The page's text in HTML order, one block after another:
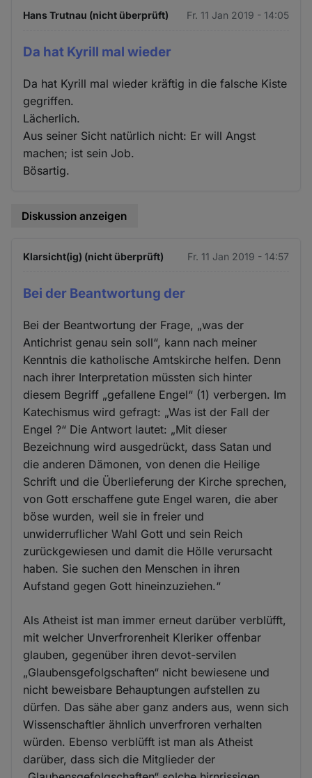
Hans Trutnau (nicht überprüft) Fr. 11 Jan 2019 - 14:05
Da hat Kyrill mal wieder
Da hat Kyrill mal wieder kräftig in die falsche Kiste
gegriffen.
Lächerlich.
Aus seiner Sicht natürlich nicht: Er will Angst
machen; ist sein Job.
Bösartig.
Diskussion anzeigen
Klarsicht(ig) (nicht überprüft) Fr. 11 Jan 2019 - 14:57
Bei der Beantwortung der
Bei der Beantwortung der Frage, „was der
Antichrist genau sein soll“, kann nach meiner
Kenntnis die katholische Amtskirche helfen. Denn
nach ihrer Interpretation müssten sich hinter
diesem Begriff „gefallene Engel“ (1) verbergen. Im
Katechismus wird gefragt: „Was ist der Fall der
Engel ?“ Die Antwort lautet: „Mit dieser
Bezeichnung wird ausgedrückt, dass Satan und
die anderen Dämonen, von denen die Heilige
Schrift und die Überlieferung der Kirche sprechen,
von Gott erschaffene gute Engel waren, die aber
böse wurden, weil sie in freier und
unwiderruflicher Wahl Gott und sein Reich
zurückgewiesen und damit die Hölle verursacht
haben. Sie suchen den Menschen in ihren
Aufstand gegen Gott hineinzuziehen.“
Als Atheist ist man immer erneut darüber verblüfft,
mit welcher Unverfrorenheit Kleriker offenbar
glauben, gegenüber ihren devot-servilen
„Glaubensgefolgschaften“ nicht bewiesene und
nicht beweisbare Behauptungen aufstellen zu
dürfen. Das sähe aber ganz anders aus, wenn sich
Wissenschaftler ähnlich unverfroren verhalten
würden. Ebenso verblüfft ist man als Atheist
darüber, dass sich die Mitglieder der